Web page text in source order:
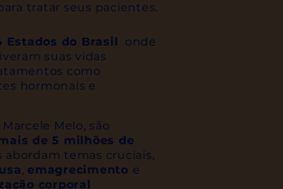
tratar seus pacientes.
Estados do Brasil onde
suas vidas
como
hormonais e
Melo, são
de 5 milhões de
abordam temas cruciais,
, emagrecimento e
corporal